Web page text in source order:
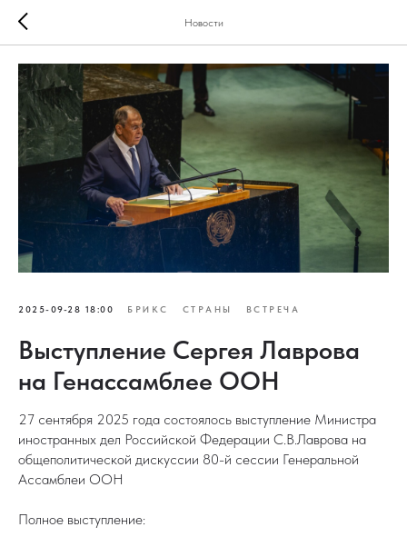
Новости
2025-09-28 18:00 БРИКС СТРАНЫ ВСТРЕЧА
Выступление Сергея Лаврова
на Генассамблее ООН
27 сентября 2025 года состоялось выступление Министра
иностранных дел Российской Федерации С.В.Лаврова на
общеполитической дискуссии 80-й сессии Генеральной
Ассамблеи ООН
Полное выступление: